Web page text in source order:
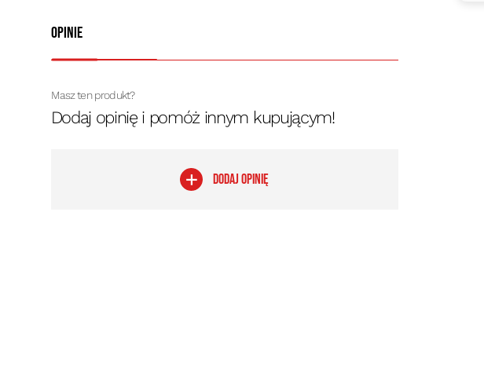
Opinie
Masz ten produkt?
Dodaj opinię i pomóż innym kupującym!
DODAJ OPINIĘ